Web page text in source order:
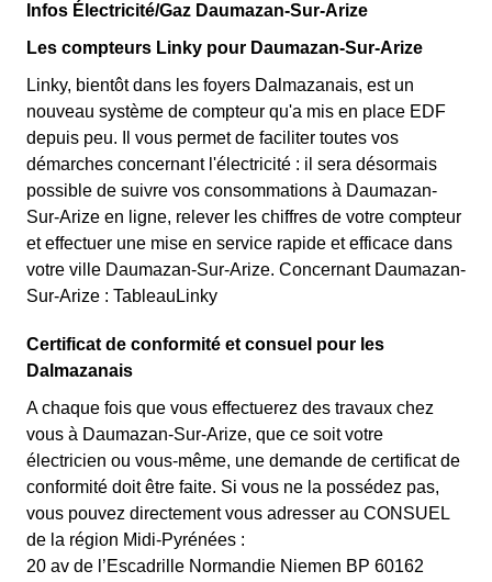
Infos Électricité/Gaz Daumazan-Sur-Arize
Les compteurs Linky pour Daumazan-Sur-Arize
Linky, bientôt dans les foyers Dalmazanais, est un
nouveau système de compteur qu'a mis en place EDF
depuis peu. Il vous permet de faciliter toutes vos
démarches concernant l'électricité : il sera désormais
possible de suivre vos consommations à Daumazan-
Sur-Arize en ligne, relever les chiffres de votre compteur
et effectuer une mise en service rapide et efficace dans
votre ville Daumazan-Sur-Arize. Concernant Daumazan-
Sur-Arize : TableauLinky
Certificat de conformité et consuel pour les
Dalmazanais
A chaque fois que vous effectuerez des travaux chez
vous à Daumazan-Sur-Arize, que ce soit votre
électricien ou vous-même, une demande de certificat de
conformité doit être faite. Si vous ne la possédez pas,
vous pouvez directement vous adresser au CONSUEL
de la région Midi-Pyrénées :
20 av de l’Escadrille Normandie Niemen BP 60162